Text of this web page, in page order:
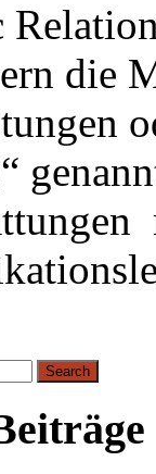
die